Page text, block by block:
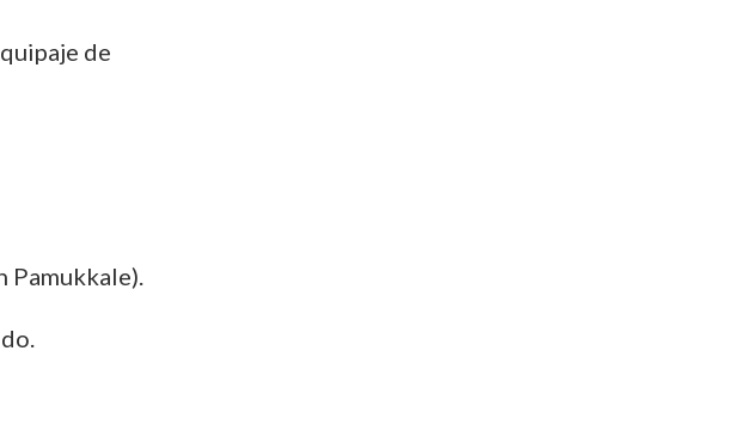
de
Pamukkale).